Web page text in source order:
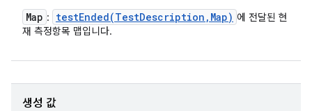
Map : testEnded(TestDescription , Map) 에 전달된 현
재 측정항목 맵입니다.
생성 값